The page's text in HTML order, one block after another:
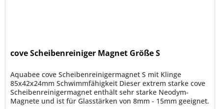
cove Scheibenreiniger Magnet Größe S
Aquabee cove Scheibenreinigermagnet S mit Klinge
85x42x24mm Schwimmfähigkeit Dieser extrem starke cove
Scheibenreinigermagnet enthält sehr starke Neodym-
Magnete und ist für Glasstärken von 8mm - 15mm geeignet.